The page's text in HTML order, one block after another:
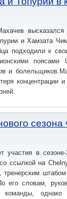
и Хамзата
подходили к
поясами
и
концентрации
сезона
в сезоне-
ссылкой на
тренерским
его словам,
команды,